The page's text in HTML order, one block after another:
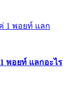
พอยท์ แลกอะไร